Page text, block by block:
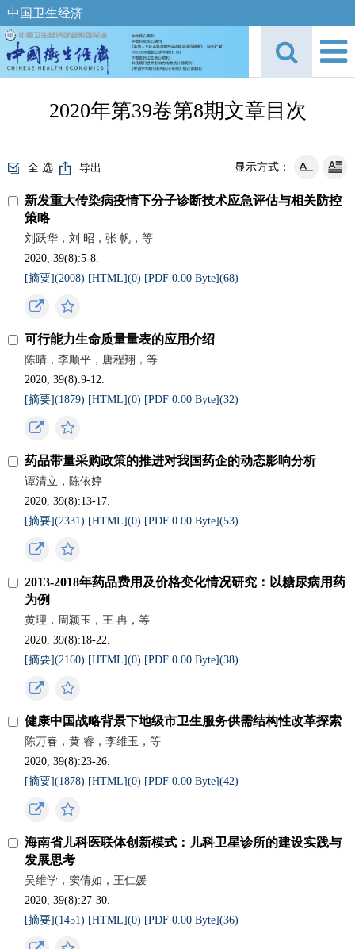
中国卫生经济
2020年第39卷第8期文章目次
全 选 导出 显示方式：
新发重大传染病疫情下分子诊断技术应急评估与相关防控
策略
刘跃华，刘 昭，张 帆，等
2020, 39(8):5-8.
[摘要](2008) [HTML](0) [PDF 0.00 Byte](68)
可行能力生命质量量表的应用介绍
陈晴，李顺平，唐程翔，等
2020, 39(8):9-12.
[摘要](1879) [HTML](0) [PDF 0.00 Byte](32)
药品带量采购政策的推进对我国药企的动态影响分析
谭清立，陈依婷
2020, 39(8):13-17.
[摘要](2331) [HTML](0) [PDF 0.00 Byte](53)
2013-2018年药品费用及价格变化情况研究：以糖尿病用药
为例
黄理，周颖玉，王 冉，等
2020, 39(8):18-22.
[摘要](2160) [HTML](0) [PDF 0.00 Byte](38)
健康中国战略背景下地级市卫生服务供需结构性改革探索
陈万春，黄 睿，李维玉，等
2020, 39(8):23-26.
[摘要](1878) [HTML](0) [PDF 0.00 Byte](42)
海南省儿科医联体创新模式：儿科卫星诊所的建设实践与
发展思考
吴维学，窦倩如，王仁媛
2020, 39(8):27-30.
[摘要](1451) [HTML](0) [PDF 0.00 Byte](36)